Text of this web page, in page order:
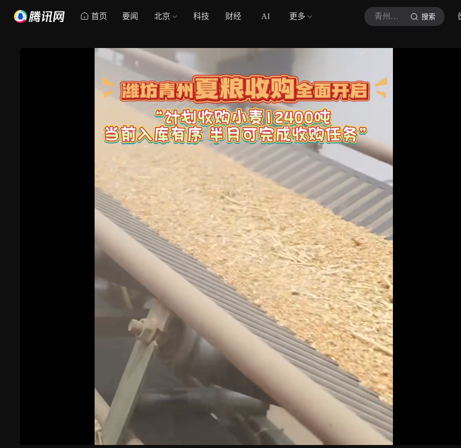
首页 要闻 北京 科技 财经 AI 更多 青州广电 搜索